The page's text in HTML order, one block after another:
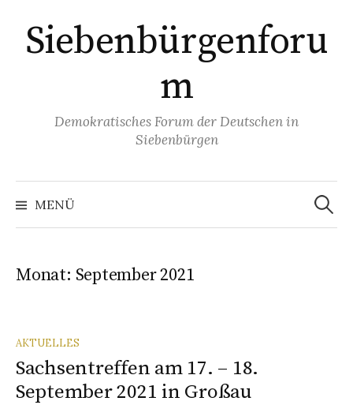
zum
Inhalt
Siebenbürgenforu
m
Demokratisches Forum der Deutschen in
Siebenbürgen
MENÜ
Suchen
nach:
Monat: September 2021
AKTUELLES
Sachsentreffen am 17. – 18.
September 2021 in Großau